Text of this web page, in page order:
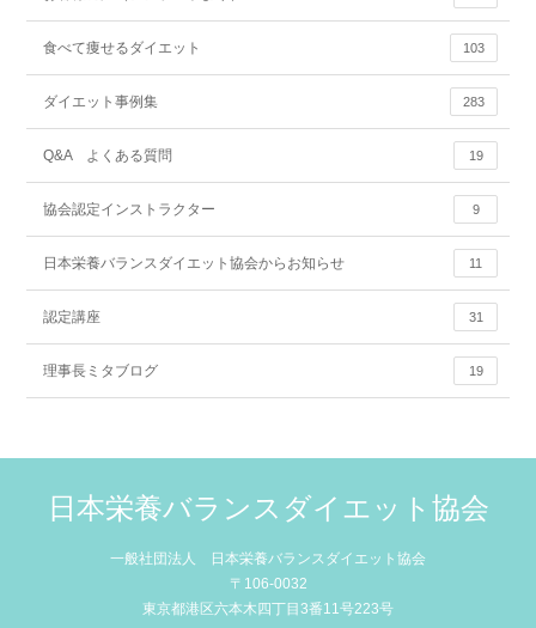
食べて痩せるダイエット 103
ダイエット事例集 283
Q&A よくある質問 19
協会認定インストラクター 9
日本栄養バランスダイエット協会からお知らせ 11
認定講座 31
理事長ミタブログ 19
日本栄養バランスダイエット協会
一般社団法人 日本栄養バランスダイエット協会
〒106-0032
東京都港区六本木四丁目3番11号223号